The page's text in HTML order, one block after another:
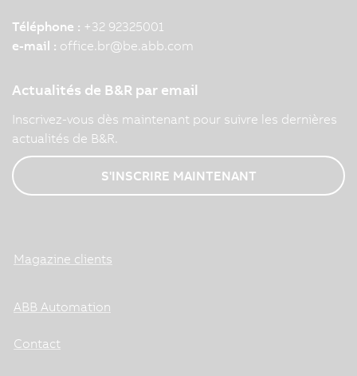
Téléphone : +32 92325001
e-mail : office.br@be.abb.com
Actualités de B&R par email
Inscrivez-vous dès maintenant pour suivre les dernières
actualités de B&R.
S'INSCRIRE MAINTENANT
Magazine clients
ABB Automation
Contact